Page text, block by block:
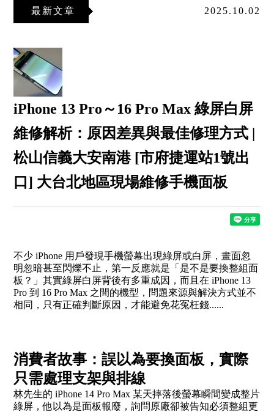
最新文章 2025.10.02
iPhone 13 Pro～16 Pro Max 綠屏白屏
維修解析：原因差異與最佳修理方式 |
松山信義大安南港 [市府捷運站1號出
口] 大台北地區現場維修手機面板
不少 iPhone 用戶發現手機螢幕出現綠屏或白屏，畫面忽
明忽暗甚至閃爍不止，第一反應就是「是不是要換整組面
板？」其實綠屏白屏背後有多重成因，而且在 iPhone 13
Pro 到 16 Pro Max 之間的機型，問題來源與解決方式並不
相同，只有正確判斷原因，才能避免花冤枉錢......
消費者故事：誤以為要換面板，實際
只需處理支架與排線
林先生的 iPhone 14 Pro Max 某天摔落後螢幕瞬間變成整片
綠屏，他以為是面板報廢，詢問原廠卻被告知必須整組更